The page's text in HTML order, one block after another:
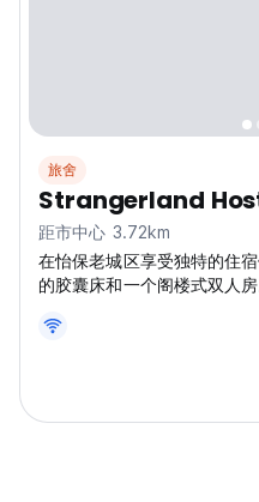
旅舍
Strangerland
距市中心 3.72km
在怡保老城区享受独特的住
的胶囊床和一个阁楼式双人